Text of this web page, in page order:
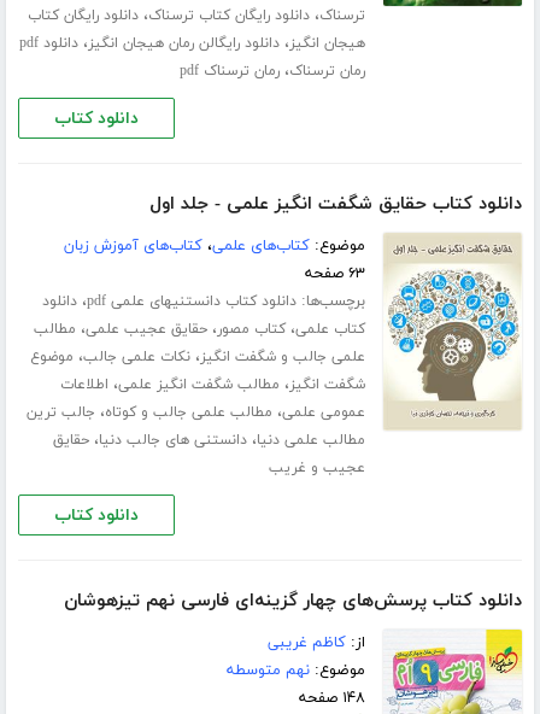
ترسناک،دانلود رایگان کتاب ترسناک،دانلود رایگان کتاب
هیجان انگیز،دانلود رایگالن رمان هیجان انگیز،
دانلود pdf
رمان ترسناک،رمان ترسناک pdf
دانلود کتاب
دانلود کتاب حقایق شگفت انگیز علمی - جلد اول
موضوع:کتاب‌های علمی،کتاب‌های آموزش زبان
۶۳ صفحه
برچسب‌ها:دانلود کتاب دانستنیهای علمی pdf ،دانلود
کتاب علمی،کتاب مصور،حقایق عجیب علمی، مطالب
علمی جالب و شگفت انگیز،نکات علمی جالب، موضوع
شگفت انگیز، مطالب شگفت انگیز علمی، اطلاعات
عمومی علمی، مطالب علمی جالب و کوتاه، جالب ترین
مطالب علمی دنیا،دانستنی های جالب دنیا،حقایق
عجیب و غریب
دانلود کتاب
دانلود کتاب پرسش‌های چهار گزینه‌ای فارسی نهم تیزهوشان
از:کاظم غریبی
موضوع:نهم متوسطه
۱۴۸ صفحه